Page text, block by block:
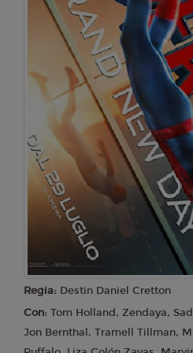
Martedì 11/08/2026
Cinema Aurora
17:30
SALA 3
21:00
SALA 3
Mercoledì 12/08/2026
Cinema Aurora
17:30
SALA 3
21:00
SALA 3
Regia: Destin Daniel Cretton
Con: Tom Holland, Zendaya,
Jon Bernthal, Tramell Tillman,